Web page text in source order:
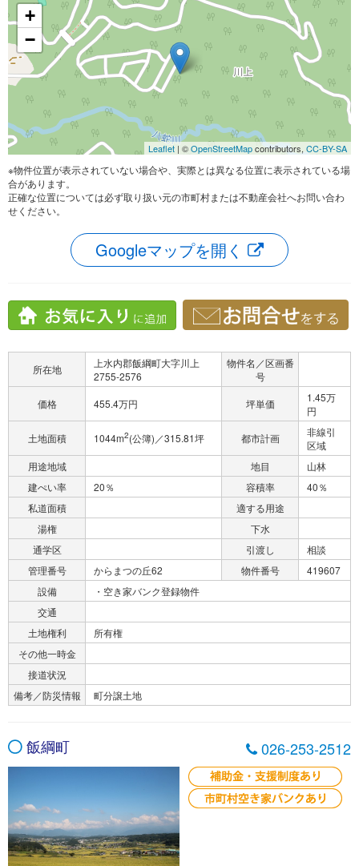
+
−
Leaflet | ©OpenStreetMapcontributors, CC-BY-SA
※物件位置が表示されていない場合や、実際とは異なる位置に表示されている場
合があります。
正確な位置については必ず取り扱い元の市町村または不動産会社へお問い合わ
せください。
Googleマップを開く
所在地
上水内郡飯綱町大字川上
2755-2576
物件名／区画番
号
価格
455.4万円 坪単価
1.45万
円
土地面積
1044m2(公簿)／315.81坪 都市計画
非線引
区域
用途地域
地目
山林
建ぺい率
20％ 容積率
40％
私道面積
適する用途
湯権
下水
通学区
引渡し
相談
管理番号
からまつの丘62 物件番号
419607
設備
・空き家バンク登録物件
交通
土地権利
所有権
その他一時金
接道状況
備考／防災情報
町分譲土地
飯綱町 026-253-2512